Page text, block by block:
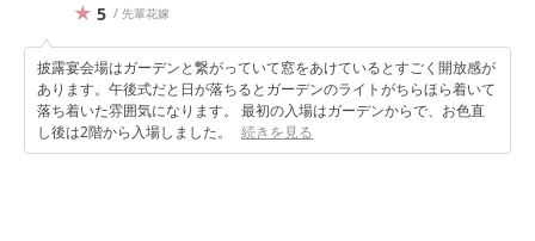
5 / 先輩花嫁
披露宴会場はガーデンと繋がっていて窓をあけているとすごく開放感が
あります。午後式だと日が落ちるとガーデンのライトがちらほら着いて
落ち着いた雰囲気になります。 最初の入場はガーデンからで、お色直
し後は2階から入場しました。
続きを見る